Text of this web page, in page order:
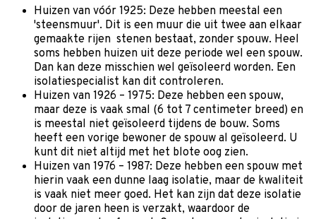
Huizen van vóór 1925: Deze hebben meestal een
'steensmuur'. Dit is een muur die uit twee aan elkaar
gemaakte rijen stenen bestaat, zonder spouw. Heel
soms hebben huizen uit deze periode wel een spouw.
Dan kan deze misschien wel geïsoleerd worden. Een
isolatiespecialist kan dit controleren.
Huizen van 1926 – 1975: Deze hebben een spouw,
maar deze is vaak smal (6 tot 7 centimeter breed) en
is meestal niet geïsoleerd tijdens de bouw. Soms
heeft een vorige bewoner de spouw al geïsoleerd. U
kunt dit niet altijd met het blote oog zien.
Huizen van 1976 – 1987: Deze hebben een spouw met
hierin vaak een dunne laag isolatie, maar de kwaliteit
is vaak niet meer goed. Het kan zijn dat deze isolatie
door de jaren heen is verzakt, waardoor de